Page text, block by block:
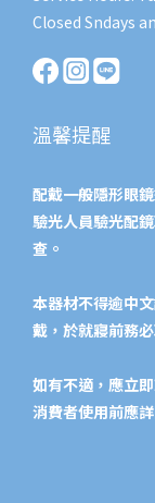
Closed Sndays
溫馨提醒
配戴一般隱形眼
驗光人員驗光配
查。
本器材不得逾中
戴，於就寢前務
如有不適，應立
消費者使用前應